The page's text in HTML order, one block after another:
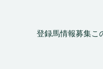
登録馬情報募集こ